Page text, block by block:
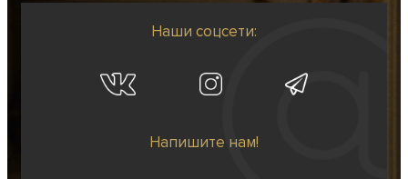
Наши соцсети:
Напишите нам!